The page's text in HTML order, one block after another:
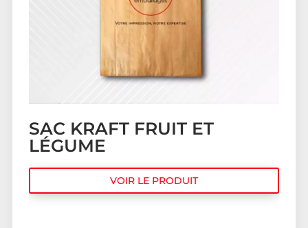
SAC KRAFT FRUIT ET
LÉGUME
VOIR LE PRODUIT